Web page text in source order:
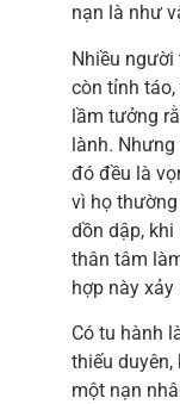
nạn là như
Nhiều người
còn tỉnh
lầm tưởng
lành.
đó đều là
vì họ
dồn dập,
thân tâm
hợp này xảy
Có tu hành
thiếu
một nạn